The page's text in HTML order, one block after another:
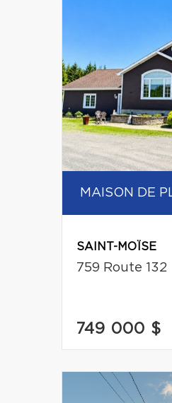
MAISON DE
SAINT-MOÏSE
759 Route 132
749 000 $